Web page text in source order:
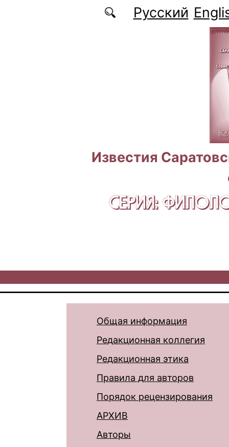
Перейти к основному содержаниюРусский
Известия
СЕРИЯ:
Общая информация
Редакционная коллегия
Редакционная этика
Правила для авторов
Порядок рецензирования
АРХИВ
Авторы